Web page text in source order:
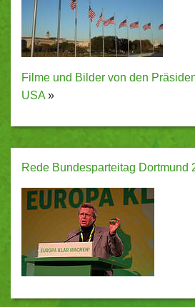
Filme und Bilder von den
USA »
Rede Bundesparteitag Dortmund